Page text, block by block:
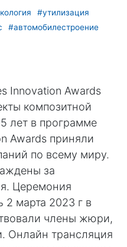
#утилизация
#автомобилестроение
Innovation Awards
композитной
лет в программе
Awards приняли
по всему миру.
за
Церемония
2 марта 2023 г в
члены жюри,
Онлайн трансляция